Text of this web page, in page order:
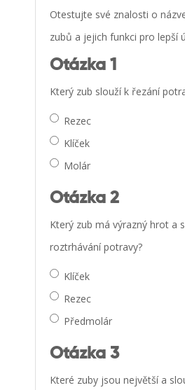
Otestujte své znalosti o
zubů a jejich funkci pro lepší
Otázka 1
Který zub slouží k řezání
Rezec
Klíček
Molár
Otázka 2
Který zub má výrazný hrot a
roztrhávání potravy?
Klíček
Rezec
Předmolár
Otázka 3
Které zuby jsou největší a